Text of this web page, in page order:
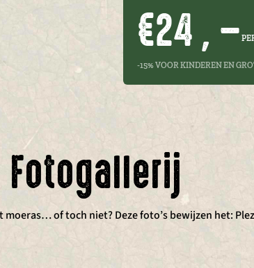
€24 , –
-15% VOOR KINDEREN EN
Fotogallerij
of toch niet? Deze foto’s bewijzen het: